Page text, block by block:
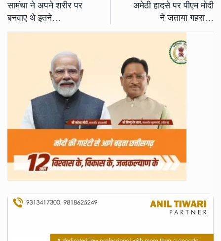
सामंथा ने अपने शरीर पर
बनवाए थे इतने…
अमेठी हादसे पर पीएम मोदी
ने जताया गहरा…